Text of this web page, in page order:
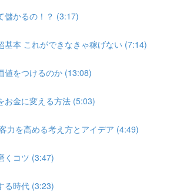
儲かるの！？ (3:17)
基本 これができなきゃ稼げない (7:14)
値をつけるのか (13:08)
お金に変える方法 (5:03)
力を高める考え方とアイデア (4:49)
くコツ (3:47)
る時代 (3:23)